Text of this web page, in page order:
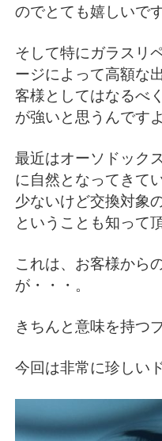
のでとても嬉しいです
そして特にガラスリ
ージによって高額な
客様としてはなるべ
が強いと思うんですよ
最近はオーソドック
に自然となってきて
少ないけど交換対象
ということも知って
これは、お客様から
が・・・。
きちんと意味を持つ
今回は非常に珍しい